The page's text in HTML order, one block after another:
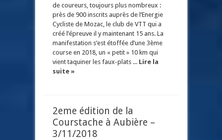
de coureurs, toujours plus nombreux :
près de 900 inscrits auprès de l’Energie
Cycliste de Mozac, le club de VTT qui a
créé l’épreuve il y maintenant 15 ans. La
manifestation s’est étoffée d’une 3ème
course en 2018, un « petit » 10 km qui
vient taquiner les faux-plats ... Lire la
suite »
2eme édition de la
Courstache à Aubière –
3/11/2018